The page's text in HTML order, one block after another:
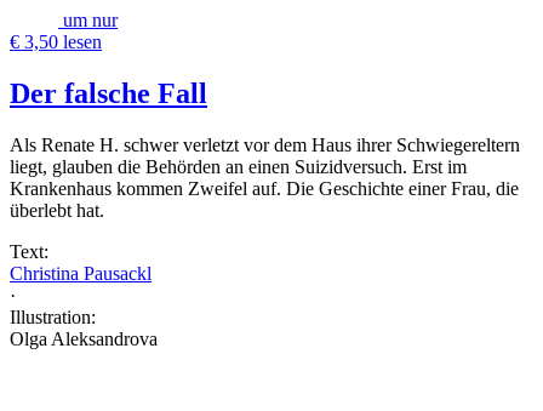
um nur
€ 3,50 lesen
Der falsche Fall
Als Renate H. schwer verletzt vor dem Haus ihrer Schwiegereltern
liegt, glauben die Behörden an einen Suizidversuch. Erst im
Krankenhaus kommen Zweifel auf. Die Geschichte einer Frau, die
überlebt hat.
Text:
Christina Pausackl
·
Illustration:
Olga Aleksandrova